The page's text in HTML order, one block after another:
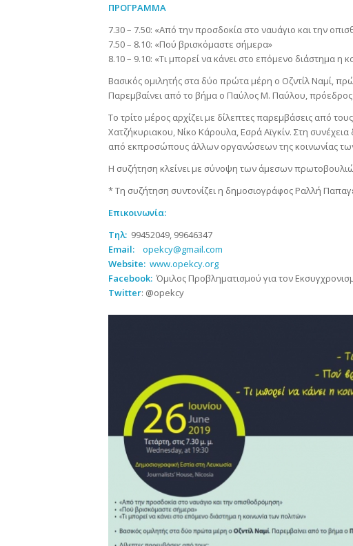
ΠΡΟΓΡΑΜΜΑ
7.30 – 7.50: «Από την προσδοκία στο ναυάγιο και την
7.50 – 8.10: «Πού βρισκόμαστε σήμερα»
8.10 – 9.10: «Τι μπορεί να κάνει στο επόμενο διάστημα η
Βασικός ομιλητής στα δύο πρώτα μέρη ο Οζντίλ Ναμί,
Παρεμβαίνει από το βήμα ο Παύλος Μ. Παύλου,
Το τρίτο μέρος αρχίζει με δίλεπτες παρεμβάσεις από
Χατζήκυριακου, Νίκο Κάρουλα, Εσρά Αϊγκίν. Στη
από εκπροσώπους άλλων οργανώσεων της κοινωνίας
Η συζήτηση κλείνει με σύνοψη των άμεσων
* Τη συζήτηση συντονίζει η δημοσιογράφος Ραλλή
Επικοινωνία:
Τηλ: 99452049, 99646347
Email:
opekcy@gmail.com
Website: www.opekcy.org
Facebook: Όμιλος Προβληματισμού για τον
Twitter: @opekcy